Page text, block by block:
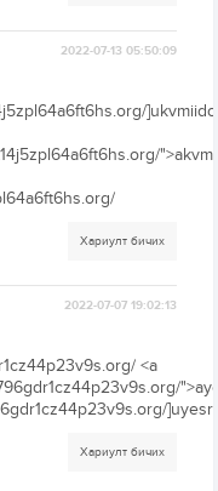
2022-07-13 05:50:09
Хариулт бичих
2022-07-07 19:02:13
<a
Хариулт бичих